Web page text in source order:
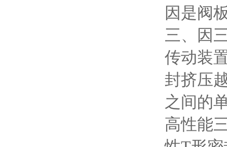
因是阀
三、因
传动装
封挤压
之间的
高性能